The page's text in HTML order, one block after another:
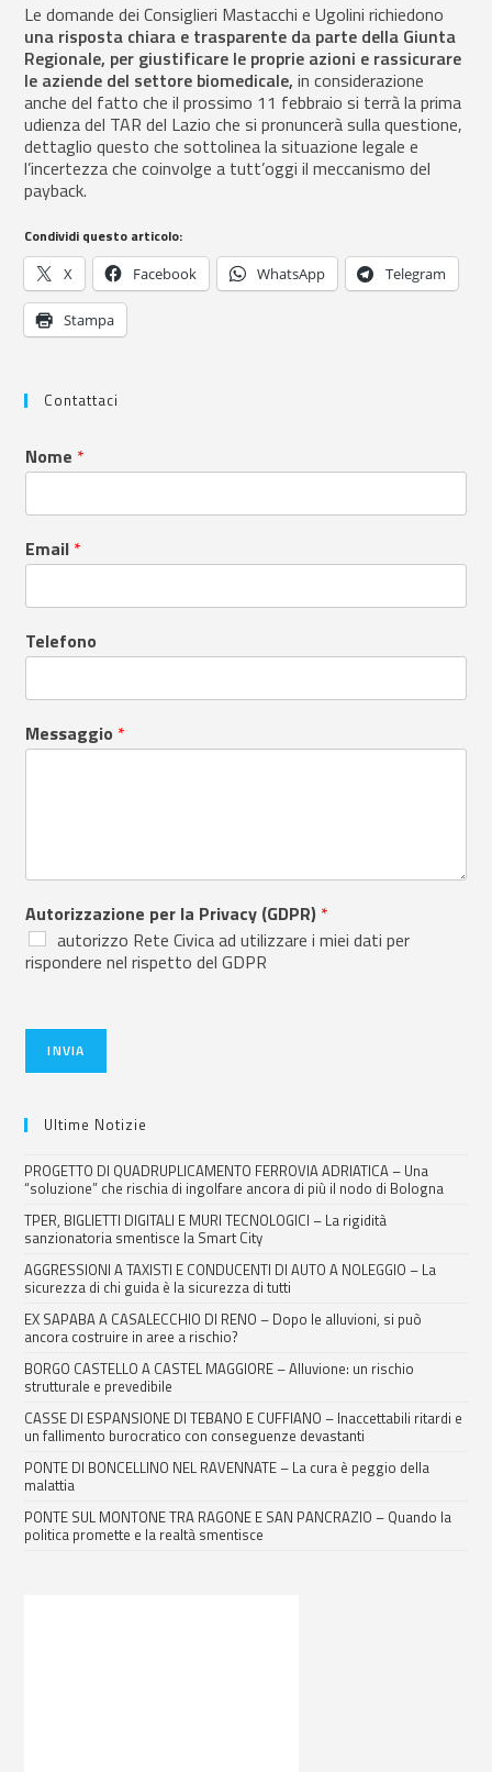
Le domande dei Consiglieri Mastacchi e Ugolini richiedono
una risposta chiara e trasparente da parte della Giunta
Regionale, per giustificare le proprie azioni e rassicurare
le aziende del settore biomedicale, in considerazione
anche del fatto che il prossimo 11 febbraio si terrà la prima
udienza del TAR del Lazio che si pronuncerà sulla questione,
dettaglio questo che sottolinea la situazione legale e
l’incertezza che coinvolge a tutt’oggi il meccanismo del
payback.
Condividi questo articolo:
X Facebook WhatsApp Telegram
Stampa
Contattaci
Nome *
Email *
Telefono
Messaggio *
Autorizzazione per la Privacy (GDPR) *
autorizzo Rete Civica ad utilizzare i miei dati per
rispondere nel rispetto del GDPR
INVIA
Ultime Notizie
PROGETTO DI QUADRUPLICAMENTO FERROVIA ADRIATICA – Una
“soluzione” che rischia di ingolfare ancora di più il nodo di Bologna
TPER, BIGLIETTI DIGITALI E MURI TECNOLOGICI – La rigidità
sanzionatoria smentisce la Smart City
AGGRESSIONI A TAXISTI E CONDUCENTI DI AUTO A NOLEGGIO – La
sicurezza di chi guida è la sicurezza di tutti
EX SAPABA A CASALECCHIO DI RENO – Dopo le alluvioni, si può
ancora costruire in aree a rischio?
BORGO CASTELLO A CASTEL MAGGIORE – Alluvione: un rischio
strutturale e prevedibile
CASSE DI ESPANSIONE DI TEBANO E CUFFIANO – Inaccettabili ritardi e
un fallimento burocratico con conseguenze devastanti
PONTE DI BONCELLINO NEL RAVENNATE – La cura è peggio della
malattia
PONTE SUL MONTONE TRA RAGONE E SAN PANCRAZIO – Quando la
politica promette e la realtà smentisce